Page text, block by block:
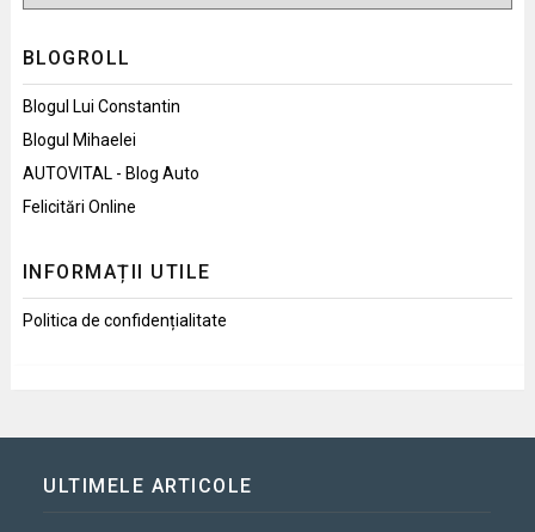
BLOGROLL
Blogul Lui Constantin
Blogul Mihaelei
AUTOVITAL - Blog Auto
Felicitări Online
INFORMAȚII UTILE
Politica de confidențialitate
ULTIMELE ARTICOLE